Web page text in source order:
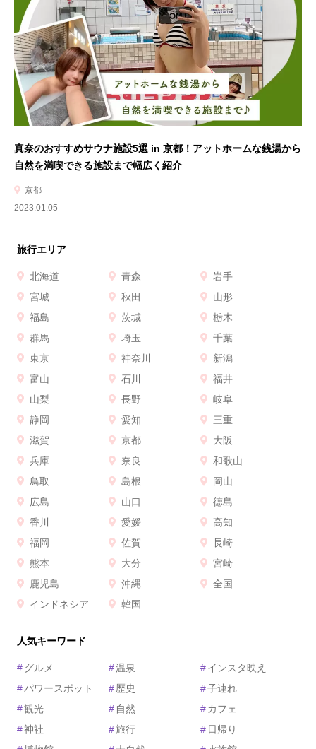
真奈のおすすめサウナ施設5選 in 京都！アットホームな銭湯から
自然を満喫できる施設まで幅広く紹介
京都
2023.01.05
旅行エリア
北海道 青森
岩手
宮城
秋田
山形
福島
茨城
栃木
群馬
埼玉
千葉
東京
神奈川
新潟
富山
石川
福井
山梨
長野
岐阜
静岡
愛知
三重
滋賀
京都
大阪
兵庫
奈良
和歌山
鳥取
島根
岡山
広島
山口
徳島
香川
愛媛
高知
福岡
佐賀
長崎
熊本
大分
宮崎
鹿児島
沖縄
全国
インドネシア
韓国
人気キーワード
#グルメ #温泉 #インスタ映え
#パワースポット #歴史 #子連れ
#観光 # 自然 # カフェ
#神社 #旅行 # 日帰り